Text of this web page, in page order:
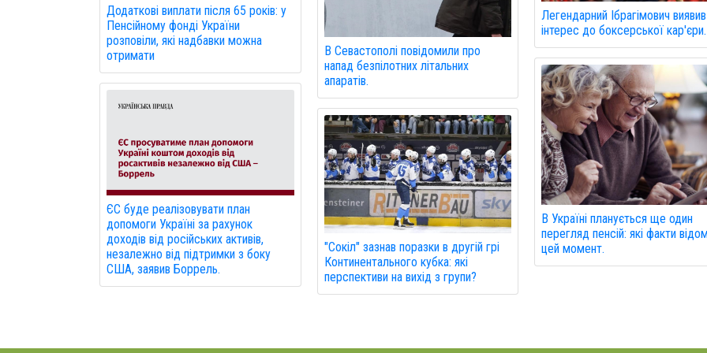
Додаткові виплати після 65 років: у
Пенсійному фонді України
розповіли, які надбавки можна
отримати
ЄС буде реалізовувати план
допомоги Україні за рахунок
доходів від російських активів,
незалежно від підтримки з боку
США, заявив Боррель.
В Севастополі повідомили про
напад безпілотних літальних
апаратів.
"Сокіл" зазнав поразки в другій грі
Континентального кубка: які
перспективи на вихід з групи?
Легендарний Ібрагімович виявив
інтерес до боксерської кар'єри.
В Україні планується ще один
перегляд пенсій: які факти
цей момент.